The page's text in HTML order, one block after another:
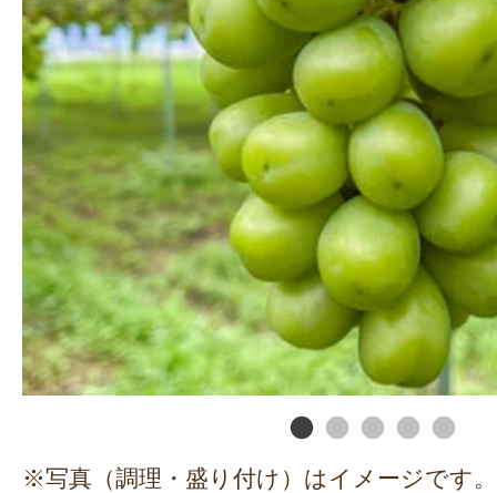
※写真（調理・盛り付け）はイメージです。